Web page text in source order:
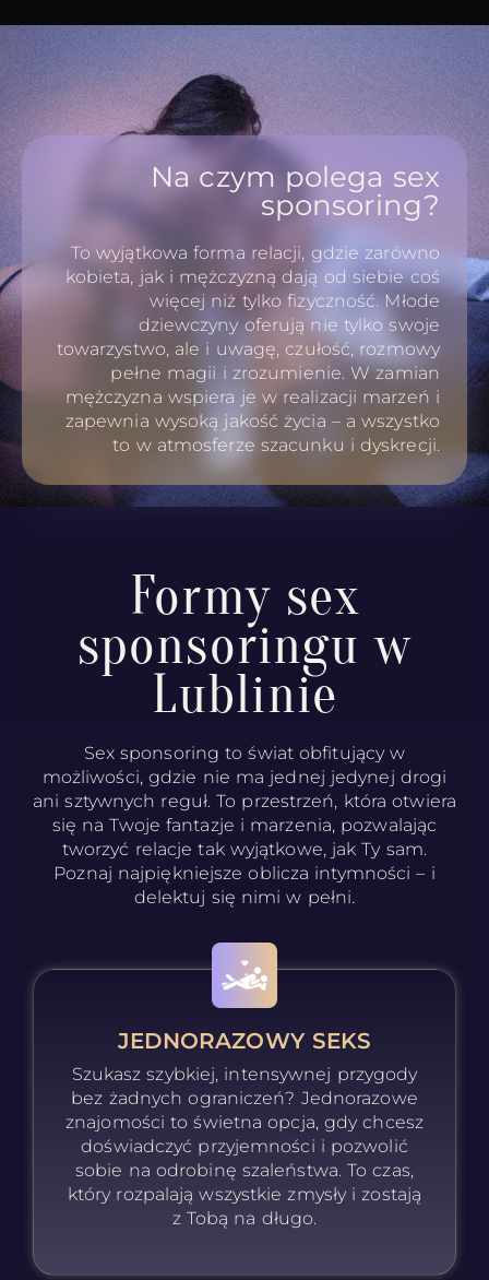
Na czym polega sex
sponsoring?
To wyjątkowa forma relacji, gdzie zarówno
kobieta, jak i mężczyzną dają od siebie coś
więcej niż tylko fizyczność. Młode
dziewczyny oferują nie tylko swoje
towarzystwo, ale i uwagę, czułość, rozmowy
pełne magii i zrozumienie. W zamian
mężczyzna wspiera je w realizacji marzeń i
zapewnia wysoką jakość życia – a wszystko
to w atmosferze szacunku i dyskrecji.
Formy sex
sponsoringu w
Lublinie
Sex sponsoring to świat obfitujący w
możliwości, gdzie nie ma jednej jedynej drogi
ani sztywnych reguł. To przestrzeń, która otwiera
się na Twoje fantazje i marzenia, pozwalając
tworzyć relacje tak wyjątkowe, jak Ty sam.
Poznaj najpiękniejsze oblicza intymności – i
delektuj się nimi w pełni.
JEDNORAZOWY SEKS
Szukasz szybkiej, intensywnej przygody
bez żadnych ograniczeń? Jednorazowe
znajomości to świetna opcja, gdy chcesz
doświadczyć przyjemności i pozwolić
sobie na odrobinę szaleństwa. To czas,
który rozpalają wszystkie zmysły i zostają
z Tobą na długo.